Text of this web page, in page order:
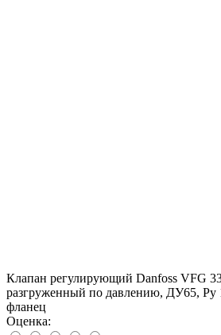
Клапан регулирующий Danfoss VFG
разгруженный по давлению, ДУ65, Ру
фланец
Оценка: